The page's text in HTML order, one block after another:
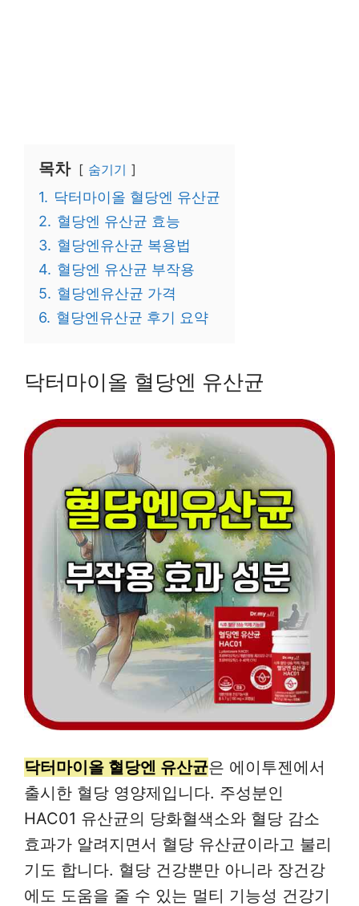
목차 숨기기
1. 닥터마이올 혈당엔 유산균
2. 혈당엔 유산균 효능
3. 혈당엔유산균 복용법
4. 혈당엔 유산균 부작용
5. 혈당엔유산균 가격
6. 혈당엔유산균 후기 요약
닥터마이올 혈당엔 유산균
닥터마이올 혈당엔 유산균은 에이투젠에서
출시한 혈당 영양제입니다. 주성분인
HAC01 유산균의 당화혈색소와 혈당 감소
효과가 알려지면서 혈당 유산균이라고 불리
기도 합니다. 혈당 건강뿐만 아니라 장건강
에도 도움을 줄 수 있는 멀티 기능성 건강기